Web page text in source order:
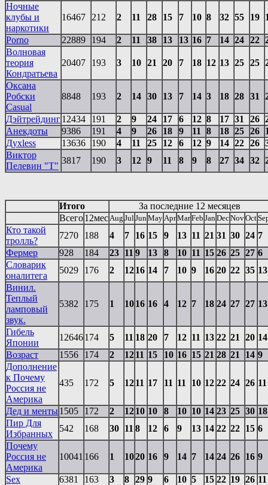
Ночные
клубы и
наркотики
16467 212 2 11 28 15 7 10 8 32 55 19
Porno 22889 194 2 11 38 13 13 16 7 14 24 22
Волновая
теория
Кондратьева
20407 193 3 10 21 20 7 18 12 13 25 25
Оксана
Робски
Casual
8848 193 2 14 30 13 7 14 3 18 28 31
Дэйтрейдинг12434 191 2 9 24 17 6 12 8 17 31 26
Анекдоты
9386 191 4 9 26 18 9 11 8 18 25 26
Духless
13636 190 4 11 25 12 6 12 9 14 22 26
Виктор
Пелевин "Т"
3817 190 3 12 9 11 8 9 8 27 34 32
Итого
За последние 12 месяцев
Всего12мес Aug Jul Jun May AprMarFeb Jan DecNovOct
Кто такой
тролль?
7270 188 4 7 16 15 9 13 11 21 31 30 24 7
Фермер
928 184 23 11 9 13 8 10 11 15 26 25 27 6
Словарик
оналитега
5029 176 2 1216 14 7 10 9 16 20 22 35 13
Винил.
Теплый
ламповый
звук.
5382 175 1 1016 16 4 12 7 18 24 27 27 13
Гибель
Японии
12646174 5 11 18 20 7 12 11 13 22 21 20 14
Возраст
1556 174 2 1211 15 10 16 15 21 28 21 14 9
Дополнение
к Почему
Россия не
Америка
435 172 5 1211 17 11 11 10 12 22 24 26 11
Дед и менты1505 172 2 1210 10 8 10 10 14 23 25 30 18
Пир Для
Избранных
542 168 30 11 8 12 6 9 13 14 22 22 15 6
Почему
Россия не
Америка
10041 166 1 1020 16 9 14 7 14 24 26 16 9
Sex 6381 163 3 8 29 9 6 10 5 15 22 19 26 11